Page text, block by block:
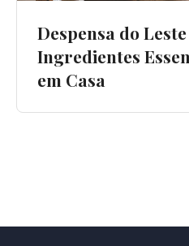
Despensa do
Ingredientes
em Casa